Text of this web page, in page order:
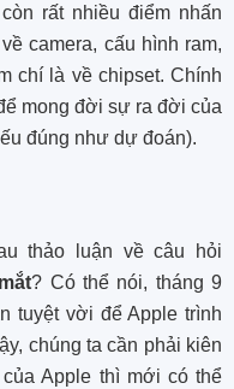
rất nhiều điểm nhấn
camera, cấu hình ram,
chí là về chipset. Chính
mong đời sự ra đời của
đúng như dự đoán).
thảo luận về câu hỏi
? Có thể nói, tháng 9
tuyệt vời để Apple trình
chúng ta cần phải kiên
Apple thì mới có thể